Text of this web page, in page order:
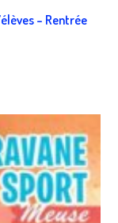
– Rentrée